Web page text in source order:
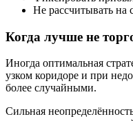
Не рассчитывать на
Когда лучше не
Иногда оптимальная
узком коридоре и при
более случайными.
Сильная